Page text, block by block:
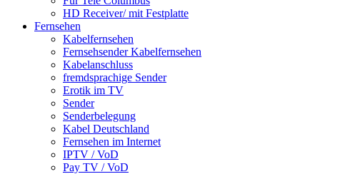
HD Receiver/ mit Festplatte
Fernsehen
Kabelfernsehen
Fernsehsender Kabelfernsehen
Kabelanschluss
fremdsprachige Sender
Erotik im TV
Sender
Senderbelegung
Kabel Deutschland
Fernsehen im Internet
IPTV / VoD
Pay TV / VoD